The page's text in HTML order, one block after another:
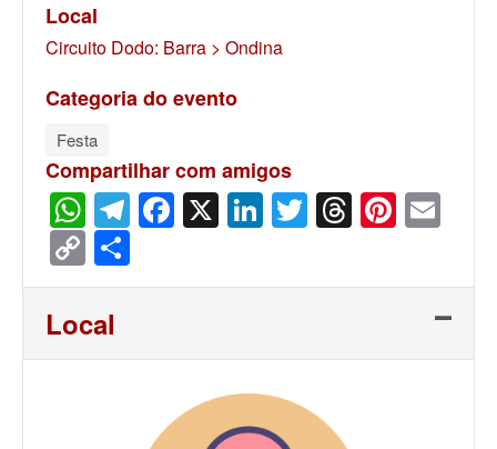
Local
Circuito Dodo: Barra > Ondina
Categoria do evento
Festa
Compartilhar com amigos
WhatsApp
Telegram
Facebook
X LinkedIn
Twitter
Threads
Copy
Link
Local